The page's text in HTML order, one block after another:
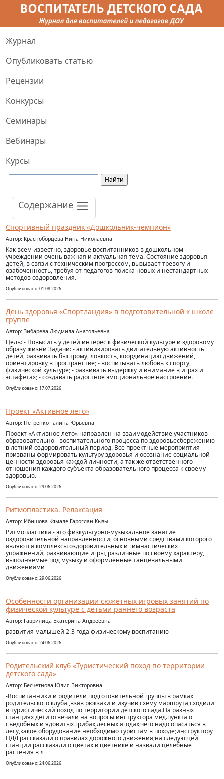
Журнал
Опубликовать статью
Рецензии
Конкурсы
Семинары
Вебинары
Курсы
Содержание
Спортивный праздник «Дошкольник-чемпион»
Автор: Красноборцева Нина Николаевна
Как всем известно, здоровье воспитанников в дошкольном
учреждении очень важная и актуальная тема. Состояние здоровья
детей, в связи с техническим прогрессом, вызывает тревогу и
озабоченность, требуя от педагогов поиска новых и нестандартных
методов оздоровления.
Опубликовано: 01.08.2026
День здоровья «Спортландия» в подготовительной к школе
группе
Автор: Зибарева Людмила Анатольевна
Цель: - Повысить у детей интерес к физической культуре и здоровому
образу жизни Задачи: - активизировать двигательную активность
детей, развивать быстрому, ловкость, координацию движений,
ориентировку в пространстве; - воспитывать любовь к спорту,
физической культуре; - развивать выдержку и внимание в играх и
эстафетах; - создавать радостное эмоциональное настроение.
Опубликовано: 17.07.2026
Проект «Активное лето»
Автор: Петренко Галина Юрьевна
Проект «Активное лето» направлен на взаимодействие участников
образовательно - воспитательного процесса по здоровьесбережению
в летний оздоровительный период. Все проектные мероприятия
призваны формировать культуру здоровья и осознание социальной
ценности здоровья каждой личности, а так же ответственного
отношения каждого субъекта образовательного процесса к своему
здоровью.
Опубликовано: 29.06.2026
Ритмопластика. Релаксация
Автор: Ибишова Кямале Гароглан Кызы
Ритмопластика - это физкультурно-музыкальное занятие
оздоровительной направленности, основными средствами которого
являются комплексы оздоровительных и гимнастических
упражнений, развивающие игры, различные по своему характеру,
выполняемые под музыку и оформленные танцевальными
движениями
Опубликовано: 29.06.2026
Особенности организации сюжетных игровых занятий по
физической культуре с детьми раннего возраста
Автор: Гаврилица Екатерина Андреевна
развития малышей 2-3 года физическому воспитанию
Опубликовано: 24.06.2026
Родительский клуб «Туристический поход по территории
детского сада»
Автор: Бесчетнова Юлия Викторовна
-Воспитанники и родители подготовительной группы в рамках
родительского клуба ,взяв рюкзаки и изучив схему маршрута,сходили
в туристический поход по территории детского сада.На разных
станциях дети отвечали на вопросы инструктора мед.пункта о
съедобных и ядовитых грибах,лесных ягодах,чего надо опасаться в
лесу,какое оборудование необходимо туристам в походе;инструктору
ПДД рассказали о правилах дорожного движения;на следующей
станции рассказали о цветах в цветнике и назвали целебные
растения в л
Опубликовано: 24.06.2026